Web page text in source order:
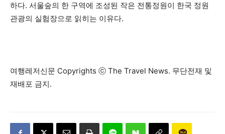
하다. 서울숲의 한 구역에 조성된 작은 전통정원이 한국 정원
관광의 실험장으로 읽히는 이유다.
여행레저신문 Copyrights ⓒ The Travel News. 무단전재 및
재배포 금지.